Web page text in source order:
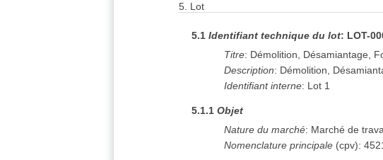
5. Lot
5.1Identifiant technique du lot: LOT-
Titre: Démolition, Désamiantage,
Description: Démolition,
Identifiant interne: Lot 1
5.1.1Objet
Nature du marché: Marché de
Nomenclature principale (cpv):